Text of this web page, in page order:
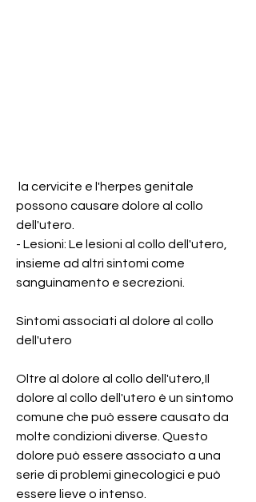
possono causare dolore al collo
dell'utero.
- Lesioni: Le lesioni al collo dell'utero,
insieme ad altri sintomi come
sanguinamento e secrezioni.
Sintomi associati al dolore al collo
dell'utero
Oltre al dolore al collo dell'utero,Il
dolore al collo dell'utero è un sintomo
comune che può essere causato da
molte condizioni diverse. Questo
dolore può essere associato a una
serie di problemi ginecologici e può
essere lieve o intenso.